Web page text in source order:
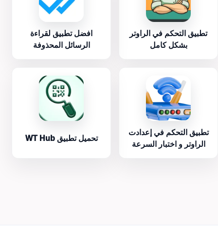
تطبيق التحكم في الراوتر
بشكل كامل
افضل تطبيق لقراءة
الرسائل المحذوفة
تطبيق التحكم في إعدادت
الراوتر و اختبار السرعة
تحميل تطبيق WT Hub